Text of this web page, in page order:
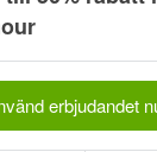
erbjudandet